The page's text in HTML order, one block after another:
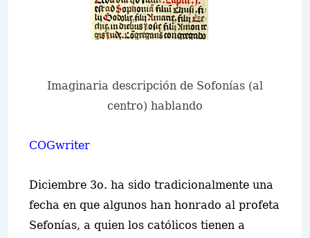
Imaginaria descripción de Sofonías (al
centro) hablando
COGwriter
Diciembre 3o. ha sido tradicionalmente una
fecha en que algunos han honrado al profeta
Sefonías, a quien los católicos tienen a